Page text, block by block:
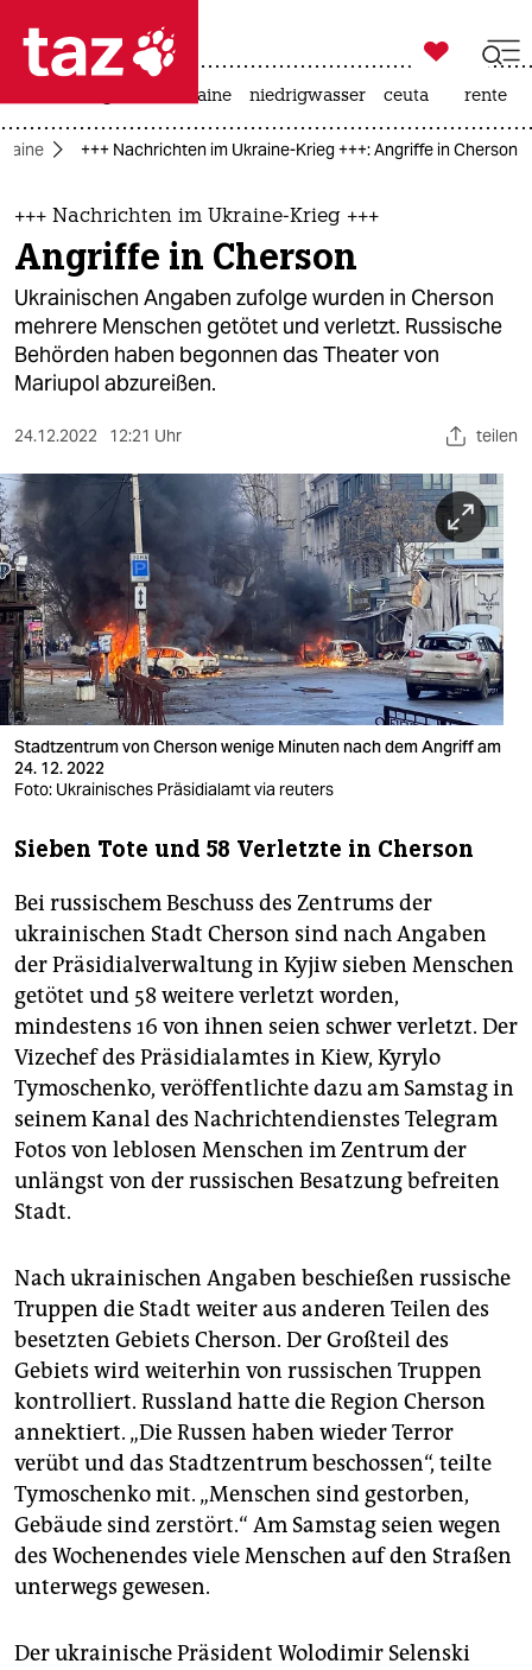
 taz zahl ich
taz zahl ich
themen
politik
öko
gesellschaft
kultur
sport
berlin
nord
wahrheit
verlag
verlag
veranstaltungen
shop
unterstützen
abo
genossenschaft
epaper login

taz zahl ich
krieg in der ukraine niedrigwasser ceuta rente
+++ Nachrichten im Ukraine-Krieg +++: Angriffe in Cherson
+++ Nachrichten im Ukraine-Krieg +++
Angriffe in Cherson
Ukrainischen Angaben zufolge wurden in Cherson
mehrere Menschen getötet und verletzt. Russische
Behörden haben begonnen das Theater von
Mariupol abzureißen.
24.12.2022 12:21 Uhr teilen
Stadtzentrum von Cherson wenige Minuten nach dem Angriff am
24. 12. 2022
Foto: Ukrainisches Präsidialamt via reuters
Sieben Tote und 58 Verletzte in Cherson
Bei russischem Beschuss des Zentrums der
ukrainischen Stadt Cherson sind nach Angaben
der Präsidialverwaltung in Kyjiw sieben Menschen
getötet und 58 weitere verletzt worden,
mindestens 16 von ihnen seien schwer verletzt. Der
Vizechef des Präsidialamtes in Kiew, Kyrylo
Tymoschenko, veröffentlichte dazu am Samstag in
seinem Kanal des Nachrichtendienstes Telegram
Fotos von leblosen Menschen im Zentrum der
unlängst von der russischen Besatzung befreiten
Stadt.
Nach ukrainischen Angaben beschießen russische
Truppen die Stadt weiter aus anderen Teilen des
besetzten Gebiets Cherson. Der Großteil des
Gebiets wird weiterhin von russischen Truppen
kontrolliert. Russland hatte die Region Cherson
annektiert. „Die Russen haben wieder Terror
verübt und das Stadtzentrum beschossen“, teilte
Tymoschenko mit. „Menschen sind gestorben,
Gebäude sind zerstört.“ Am Samstag seien wegen
des Wochenendes viele Menschen auf den Straßen
unterwegs gewesen.
Der ukrainische Präsident Wolodimir Selenski